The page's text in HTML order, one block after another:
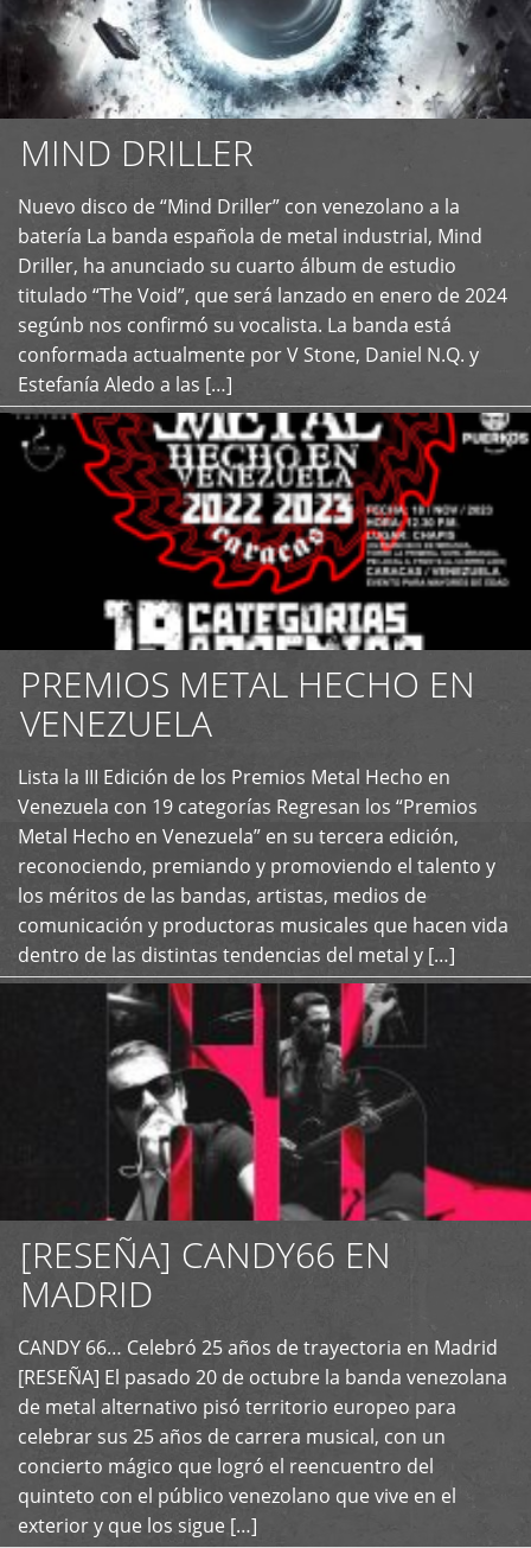
MIND DRILLER
Nuevo disco de “Mind Driller” con venezolano a la
batería La banda española de metal industrial, Mind
Driller, ha anunciado su cuarto álbum de estudio
titulado “The Void”, que será lanzado en enero de 2024
segúnb nos confirmó su vocalista. La banda está
conformada actualmente por V Stone, Daniel N.Q. y
Estefanía Aledo a las […]
+
PREMIOS METAL HECHO EN
VENEZUELA
Lista la III Edición de los Premios Metal Hecho en
Venezuela con 19 categorías Regresan los “Premios
Metal Hecho en Venezuela” en su tercera edición,
reconociendo, premiando y promoviendo el talento y
los méritos de las bandas, artistas, medios de
comunicación y productoras musicales que hacen vida
dentro de las distintas tendencias del metal y […]
+
[RESEÑA] CANDY66 EN
MADRID
CANDY 66… Celebró 25 años de trayectoria en Madrid
[RESEÑA] El pasado 20 de octubre la banda venezolana
de metal alternativo pisó territorio europeo para
celebrar sus 25 años de carrera musical, con un
concierto mágico que logró el reencuentro del
quinteto con el público venezolano que vive en el
exterior y que los sigue […]
+